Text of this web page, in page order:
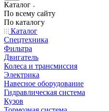
Каталог
По всему сайту
По каталогу
Каталог
Спецтехника
Фильтра
Двигатель
Колеса и трансмиссия
Электрика
Навесное оборудование
Гидравлическая система
Кузов